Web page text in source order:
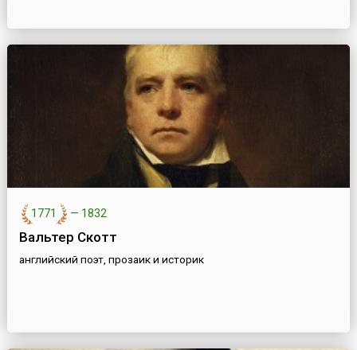
1771 — 1832
Вальтер Скотт
английский поэт, прозаик и историк